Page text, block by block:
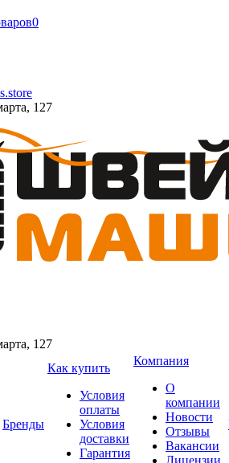
0
127
127
Бренды
Как купить
Условия
оплаты
Условия
доставки
Гарантия
Компания
О
компании
Новости
Отзывы
Вакансии
Лицензии